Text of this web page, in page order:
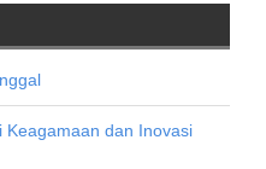
Keagamaan dan Inovasi